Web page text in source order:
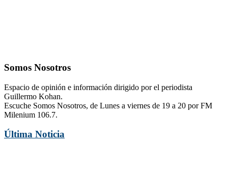
Somos Nosotros
Espacio de opinión e información dirigido por el periodista
Guillermo Kohan.
Escuche Somos Nosotros, de Lunes a viernes de 19 a 20 por FM
Milenium 106.7.
Última Noticia